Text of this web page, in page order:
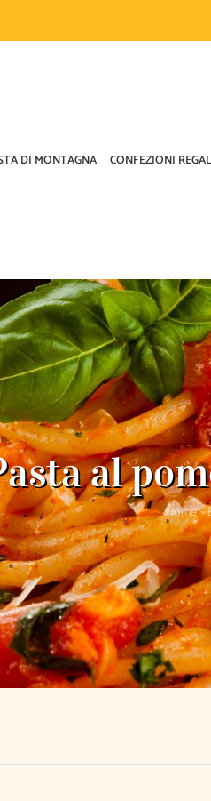
DI MONTAGNA CONFEZIONI
al
Home»